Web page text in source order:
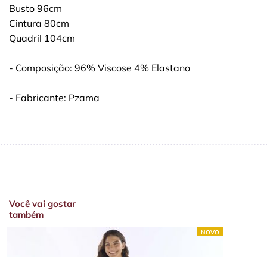
Busto 96cm
Cintura 80cm
Quadril 104cm
- Composição: 96% Viscose 4% Elastano
- Fabricante: Pzama
Você vai gostar
também
NOVO